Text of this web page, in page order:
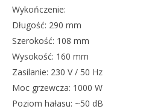
Wykończenie:
Długość: 290 mm
Szerokość: 108 mm
Wysokość: 160 mm
Zasilanie: 230 V / 50 Hz
Moc grzewcza: 1000 W
Poziom hałasu: ~50 dB